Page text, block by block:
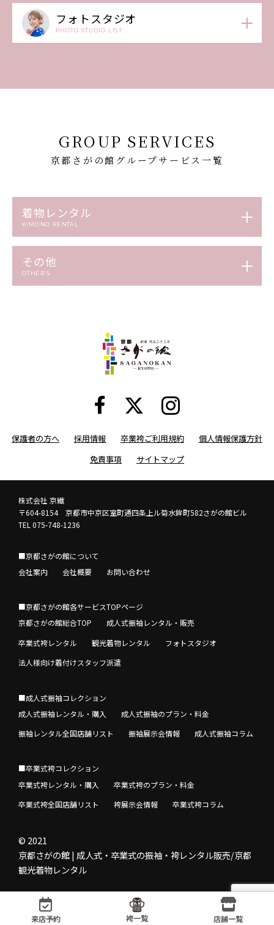
フォトスタジオ
PHOTO STUDIO LIST
GROUP SERVICES
京都さがの館グループサービス一覧
着物レンタル
KIMONO RENTAL
その他
OTHER’S
保護者の方へ 採用情報 卒業袴ご利用規約
個人情報保護方針
免責事項
サイトマップ
株式会社 京繊
〒604-8154 京都市中京区室町通四条上ル菊水鉾町582さがの館ビル
TEL 075-748-1236
■京都さがの館について
会社案内
会社概要 お問い合わせ
■京都さがの館各サービスTOPページ
京都さがの館総合TOP
成人式振袖レンタル・販売
卒業式袴レンタル
観光着物レンタル
フォトスタジオ
法人様向け着付けスタッフ派遣
■成人式振袖コレクション
成人式振袖レンタル・購入
成人式振袖のプラン・料金
振袖レンタル全国店舗リスト
振袖展示会情報 成人式振袖コラム
■卒業式袴コレクション
卒業式袴レンタル・購入
卒業式袴のプラン・料金
卒業式袴全国店舗リスト
袴展示会情報 卒業式袴コラム
© 2021
京都さがの館 | 成人式・卒業式の振袖・袴レンタル販売/京都
観光着物レンタル
来店予約 袴一覧 店舗一覧